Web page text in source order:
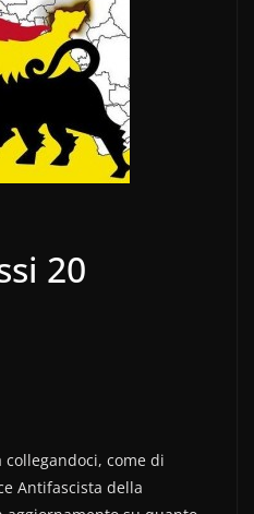
20
come di
Antifascista della